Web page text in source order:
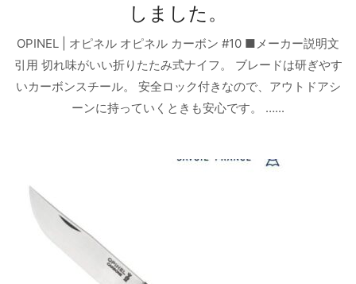
しました。
OPINEL | オピネル オピネル カーボン #10 ■メーカー説明文
引用 切れ味がいい折りたたみ式ナイフ。 ブレードは研ぎやす
いカーボンスチール。 安全ロック付きなので、アウトドアシ
ーンに持っていくときも安心です。 …...